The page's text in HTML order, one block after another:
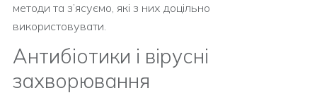
методи та з’ясуємо, які з них доцільно
використовувати.
Антибіотики і вірусні
захворювання